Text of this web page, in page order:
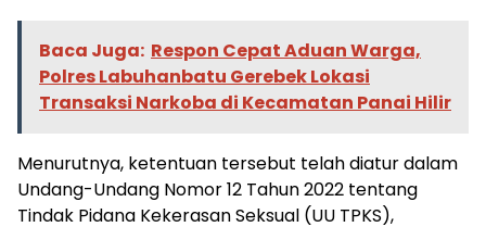
Baca Juga: Respon Cepat Aduan Warga,
Polres Labuhanbatu Gerebek Lokasi
Transaksi Narkoba di Kecamatan Panai Hilir
Menurutnya, ketentuan tersebut telah diatur dalam
Undang-Undang Nomor 12 Tahun 2022 tentang
Tindak Pidana Kekerasan Seksual (UU TPKS),